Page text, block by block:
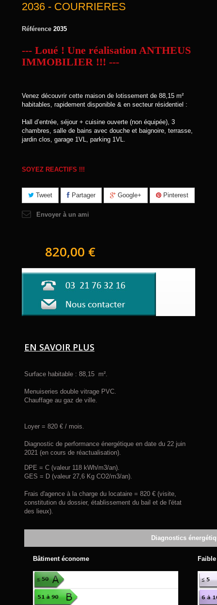
2036 - COURRIERES
Référence 2035
--- Loué ! Une réalisation ANTHEUS
IMMOBILIER !!! ---
Venez découvrir cette maison de lotissement de 88,15 m²
habitables, rapidement disponible & en secteur résidentiel :
Hall d’entrée, séjour + cuisine ouverte (non équipée), 3
chambres, salle de bains avec douche et baignoire, terrasse,
jardin clos, garage 1VL, parking 1VL.
SOYEZ REACTIFS !!!
Tweet Partager Google+ Pinterest
Envoyer à un ami
820,00 €
EN SAVOIR PLUS
Surface habitable : 88,15 m².
Menuiseries double vitrage PVC.
Chauffage au gaz de ville.
Loyer = 820 € / mois.
Diagnostic de performance énergétique en date du 22 juin
2021 (en cours de réactualisation).
DPE = C (valeur 118 kWh/m3/an).
GES = D (valeur 27,6 Kg CO2/m3/an).
Frais d'agence à la charge du locataire = 820 € (visite,
constitution du dossier, établissement du bail et de l'état
des lieux).
Diagnostics